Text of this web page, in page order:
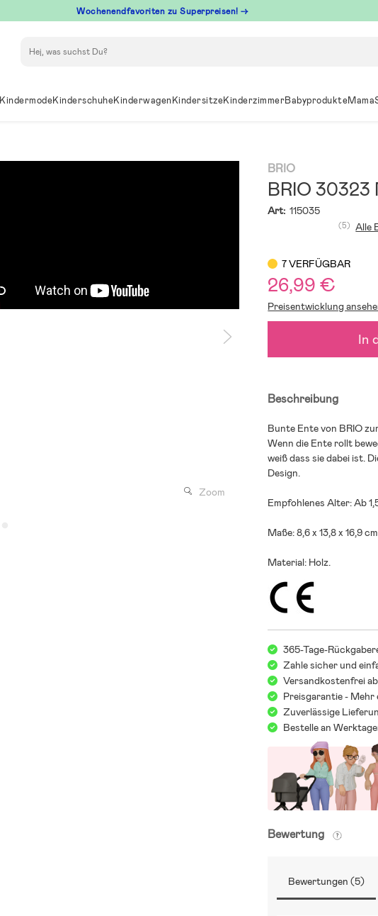
Wochenendfavoriten zu Superpreisen! →
KindermodeKinderschuheKinderwagenKindersitzeKinderzimmerBabyprodukteMama
Zoom
BRIO
BRIO 30323
Art: 115035
(5) Alle
7 VERFÜGBAR
26,99 €
Preisentwicklung
In
Beschreibung
Bunte Ente von BRIO
Wenn die Ente rollt
weiß dass sie dabei ist.
Design.
Empfohlenes Alter: Ab
Maße: 8,6 x 13,8 x 16,9
Material: Holz.
365-Tage-
Zahle sicher und
Versandkostenfrei
Preisgarantie - Mehr
Zuverlässige
Bestelle an
Bewertung
Bewertungen (5)